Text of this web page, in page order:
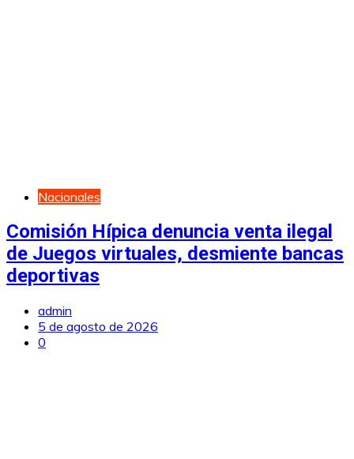
Nacionales
Comisión Hípica denuncia venta ilegal
de Juegos virtuales, desmiente bancas
deportivas
admin
5 de agosto de 2026
0